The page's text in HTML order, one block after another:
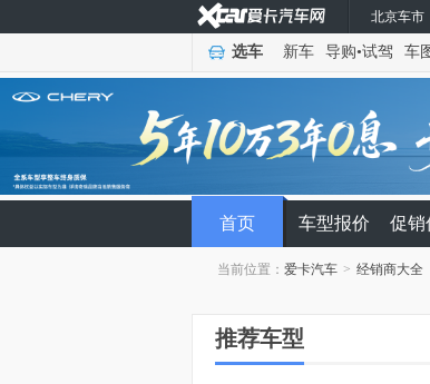
北京车市
选车 新车 导购•试驾 车
首页 车型报价 促销
当前位置： 爱卡汽车 > 经销商大全
推荐车型